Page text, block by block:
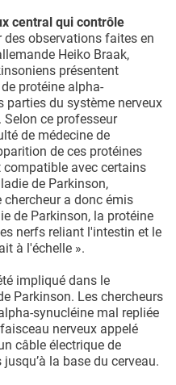
central qui contrôle
des observations faites en
Heiko Braak,
présentent
protéine alpha-
parties du système nerveux
ce professeur
de médecine de
de ces protéines
compatible avec certains
de Parkinson,
a donc émis
de Parkinson, la protéine
nerfs reliant l'intestin et le
à l'échelle ».
impliqué dans le
Parkinson. Les chercheurs
synucléine mal repliée
nerveux appelé
câble électrique de
jusqu’à la base du cerveau.